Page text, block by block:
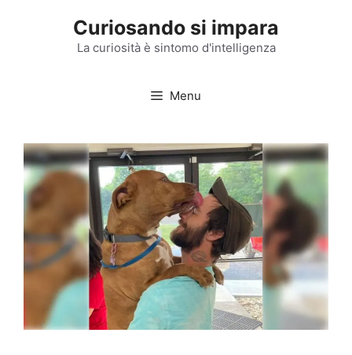
Curiosando si impara
La curiosità è sintomo d'intelligenza
Menu